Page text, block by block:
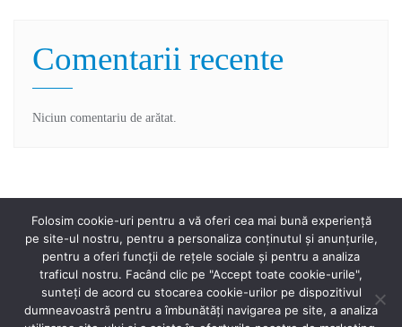
Comentarii recente
Niciun comentariu de arătat.
Home Proiect Noutăți Contact
Folosim cookie-uri pentru a vă oferi cea mai bună experiență
pe site-ul nostru, pentru a personaliza conținutul și anunțurile,
pentru a oferi funcții de rețele sociale și pentru a analiza
traficul nostru. Facând clic pe "Accept toate cookie-urile",
sunteți de acord cu stocarea cookie-urilor pe dispozitivul
dumneavoastră pentru a îmbunătăți navigarea pe site, a analiza